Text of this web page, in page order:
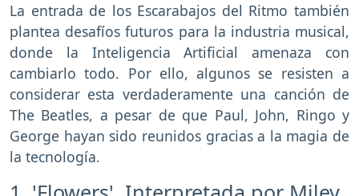
La entrada de los Escarabajos del Ritmo también
plantea desafíos futuros para la industria musical,
donde la Inteligencia Artificial amenaza con
cambiarlo todo. Por ello, algunos se resisten a
considerar esta verdaderamente una canción de
The Beatles, a pesar de que Paul, John, Ringo y
George hayan sido reunidos gracias a la magia de
la tecnología.